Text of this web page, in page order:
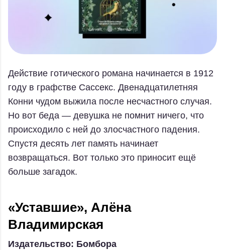
Действие готического романа начинается в 1912
году в графстве Сассекс. Двенадцатилетняя
Конни чудом выжила после несчастного случая.
Но вот беда — девушка не помнит ничего, что
происходило с ней до злосчастного падения.
Спустя десять лет память начинает
возвращаться. Вот только это приносит ещё
больше загадок.
«Уставшие», Алёна
Владимирская
Издательство: Бомбора